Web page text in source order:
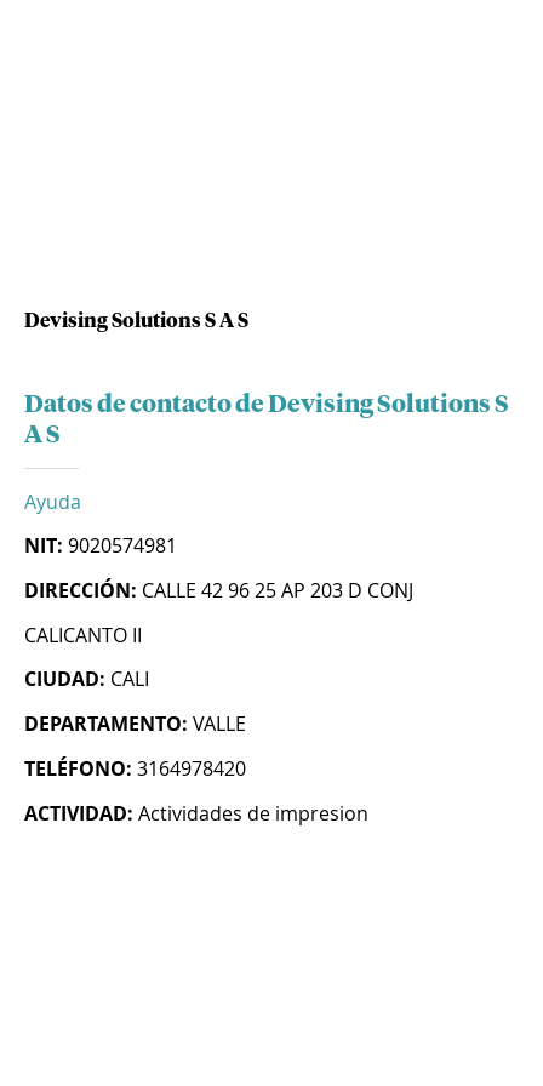
Devising Solutions S A S
Datos de contacto de Devising Solutions S
A S
Ayuda
NIT: 9020574981
DIRECCIÓN: CALLE 42 96 25 AP 203 D CONJ
CALICANTO II
CIUDAD: CALI
DEPARTAMENTO: VALLE
TELÉFONO: 3164978420
ACTIVIDAD: Actividades de impresion